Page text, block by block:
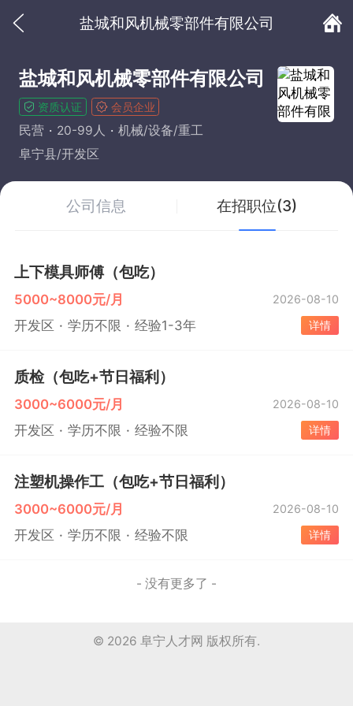
盐城和风机械零部件有限公司
盐城和风机械零部件有限公司
资质认证 会员企业
民营 20-99人
机械/设备/重工
阜宁县/开发区
公司信息 在招职位(3)
上下模具师傅（包吃）
5000~8000元/月 2026-08-10
开发区 学历不限 经验1-3年 详情
质检（包吃+节日福利）
3000~6000元/月 2026-08-10
开发区 学历不限 经验不限 详情
注塑机操作工（包吃+节日福利）
3000~6000元/月 2026-08-10
开发区 学历不限 经验不限 详情
- 没有更多了 -
© 2026 阜宁人才网 版权所有.